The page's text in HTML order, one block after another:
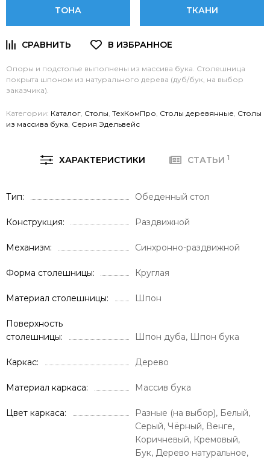
ТОНА ТКАНИ
Опоры и подстолье выполнены из массива бука. Столешница
покрыта шпоном из натурального дерева (дуб/бук, на выбор
заказчика).
Категории: Каталог, Столы, ТехКомПро, Столы деревянные, Столы
из массива бука, Серия Эдельвейс
ХАРАКТЕРИСТИКИ СТАТЬИ 1
Тип Обеденный стол
Конструкция Раздвижной
Механизм Синхронно-раздвижной
Форма столешницы Круглая
Материал столешницы Шпон
Поверхность
столешницы
Шпон дуба, Шпон бука
Каркас Дерево
Материал каркаса Массив бука
Цвет каркаса
Разные (на выбор), Белый,
Серый, Чёрный, Венге,
Коричневый, Кремовый,
Бук, Дерево натуральное,